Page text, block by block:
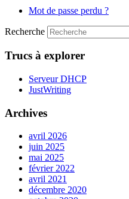
Mot de passe perdu ?
Recherche
Trucs à explorer
Serveur DHCP
JustWriting
Archives
avril 2026
juin 2025
mai 2025
février 2022
avril 2021
décembre 2020